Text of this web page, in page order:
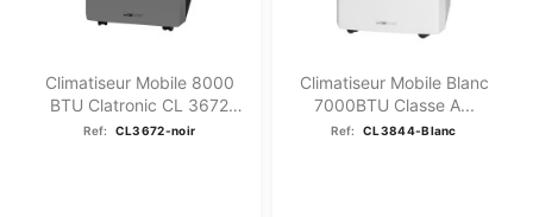
Climatiseur Mobile 8000
BTU Clatronic CL 3672
Noir
Ref: CL3672-noir
Climatiseur Mobile Blanc
7000BTU Classe A...
Ref: CL3844-Blanc